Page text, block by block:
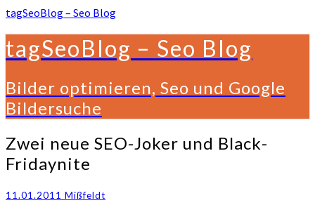
tagSeoBlog – Seo Blog
tagSeoBlog – Seo Blog
Bilder optimieren, Seo und Google
Bildersuche
Zwei
neue
SEO-
und
Zwei neue SEO-Joker und Black-
Fridaynite
11.01.2011 Mißfeldt